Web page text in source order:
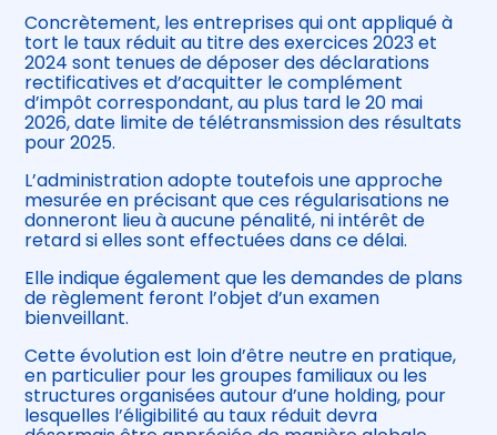
Concrètement, les entreprises qui ont appliqué à
tort le taux réduit au titre des exercices 2023 et
2024 sont tenues de déposer des déclarations
rectificatives et d’acquitter le complément
d’impôt correspondant, au plus tard le 20 mai
2026, date limite de télétransmission des résultats
pour 2025.
L’administration adopte toutefois une approche
mesurée en précisant que ces régularisations ne
donneront lieu à aucune pénalité, ni intérêt de
retard si elles sont effectuées dans ce délai.
Elle indique également que les demandes de plans
de règlement feront l’objet d’un examen
bienveillant.
Cette évolution est loin d’être neutre en pratique,
en particulier pour les groupes familiaux ou les
structures organisées autour d’une holding, pour
lesquelles l’éligibilité au taux réduit devra